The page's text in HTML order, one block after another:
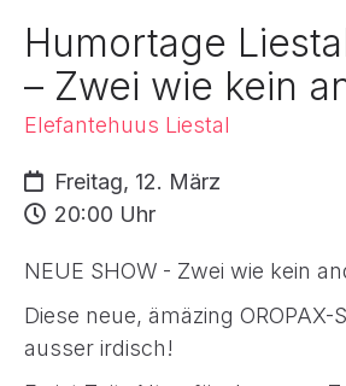
Humortage
– Zwei wie kein
Elefantehuus Liestal
Freitag, 12. März
20:00 Uhr
NEUE SHOW - Zwei wie kein
Diese neue, ämäzing
ausser irdisch!